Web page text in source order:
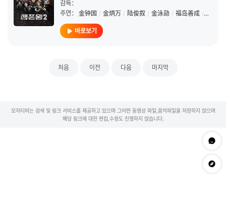
감독：
주연：
金钟国 / 金炳万 / 陆俊叙 / 金泳勋 / 福岛善成 / 新野
바로보기
처음 이전 다음 마지막
모자티비는 검색 및 링크 서비스를 제공하고 있으며 그어떤 동영상 파일,음악파일을 저장하지 않으며
해당 링크에 대한 편집,수정도 진행하지 않습니다.
문의하
app